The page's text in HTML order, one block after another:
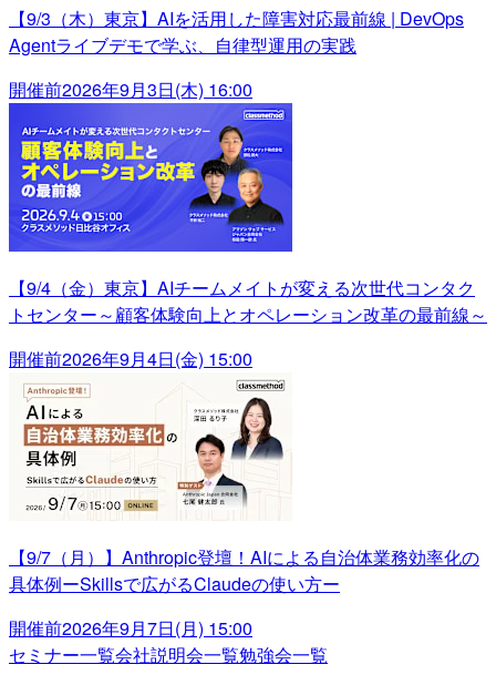
【9/3（木）東京】AIを活用した障害対応最前線 | DevOps
Agentライブデモで学ぶ、自律型運用の実践
開催前2026年9月3日(木) 16:00
【9/4（金）東京】AIチームメイトが変える次世代コンタク
トセンター～顧客体験向上とオペレーション改革の最前線～
開催前2026年9月4日(金) 15:00
【9/7（月）】Anthropic登壇！AIによる自治体業務効率化の
具体例ーSkillsで広がるClaudeの使い方ー
開催前2026年9月7日(月) 15:00
セミナー一覧会社説明会一覧勉強会一覧